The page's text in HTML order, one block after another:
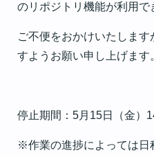
のリポジトリ機能が利用で
ご不便をおかけいたしま
すようお願い申し上げます
停止期間：5月15日（金）
※作業の進捗によっては日